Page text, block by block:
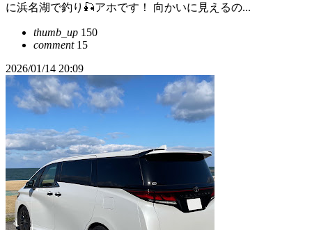
に浜名湖で釣り🎣アホです！ 向かいに見えるの...
thumb_up 150
comment15
2026/01/14 20:09